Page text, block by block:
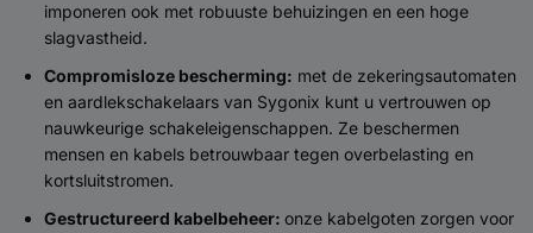
imponeren ook met robuuste behuizingen en een hoge
slagvastheid.
Compromisloze bescherming: met de zekeringsautomaten
en aardlekschakelaars van Sygonix kunt u vertrouwen op
nauwkeurige schakeleigenschappen. Ze beschermen
mensen en kabels betrouwbaar tegen overbelasting en
kortsluitstromen.
Gestructureerd kabelbeheer: onze kabelgoten zorgen voor